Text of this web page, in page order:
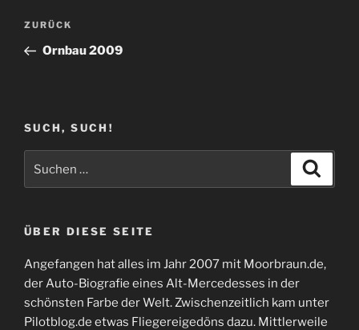
Beitragsnavigation
Vorheriger
Beitrag
ZURÜCK
Ornbau 2009
SUCH, SUCH!
ÜBER DIESE SEITE
Angefangen hat alles im Jahr 2007 mit Moorbraun.de,
der Auto-Biografie eines Alt-Mercedesses in der
schönsten Farbe der Welt. Zwischenzeitlich kam unter
Pilotblog.de etwas Fliegereigedöns dazu. Mittlerweile